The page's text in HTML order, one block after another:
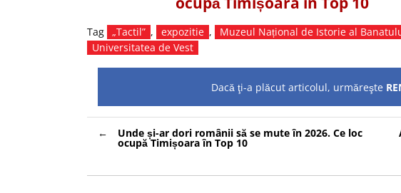
Tag „Tactil” , expozitie , Muzeul Național de Istorie al
Universitatea de Vest
Dacă ţi-a plăcut articolul, urmăreşte
Navigare
în
articole
Unde și-ar dori românii să se mute în 2026. Ce loc
ocupă Timișoara în Top 10